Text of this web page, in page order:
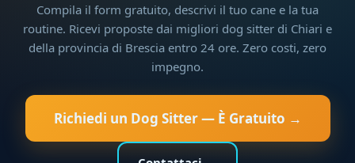
Compila il form gratuito, descrivi il tuo cane e la tua
routine. Ricevi proposte dai migliori dog sitter di Chiari e
della provincia di Brescia entro 24 ore. Zero costi, zero
impegno.
Richiedi un Dog Sitter — È Gratuito →